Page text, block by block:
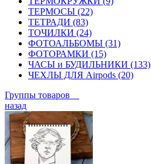
ТЕРМОСЫ (22)
ТЕТРАДИ (83)
ТОЧИЛКИ (24)
ФОТОАЛЬБОМЫ (31)
ФОТОРАМКИ (15)
ЧАСЫ и БУДИЛЬНИКИ (133)
ЧЕХЛЫ ДЛЯ Airpods (20)
Группы товаров
назад